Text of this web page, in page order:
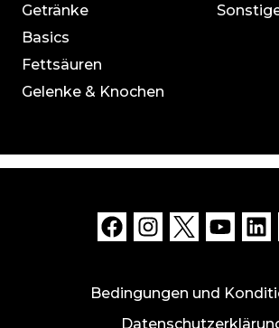
Getränke
Basics
Fettsäuren
Gelenke & Knochen
Bedingungen und